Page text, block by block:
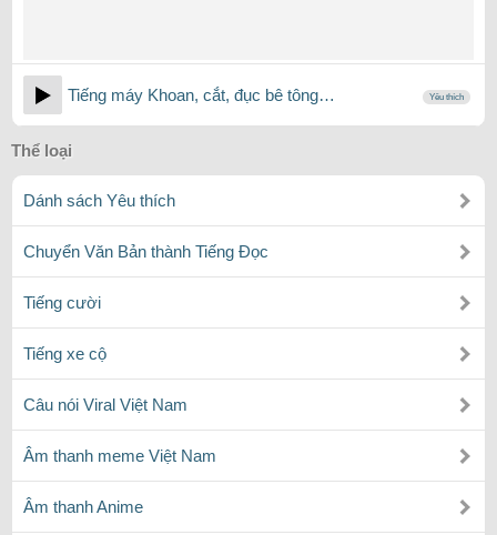
Tiếng máy Khoan, cắt, đục bê tông… Yêu thích
Thể loại
Dánh sách Yêu thích
Chuyển Văn Bản thành Tiếng Đọc
Tiếng cười
Tiếng xe cộ
Câu nói Viral Việt Nam
Âm thanh meme Việt Nam
Âm thanh Anime